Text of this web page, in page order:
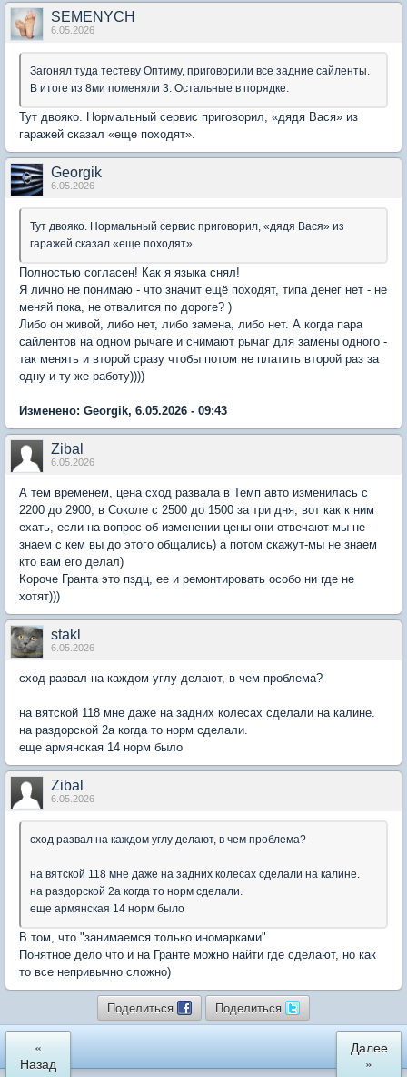
SEMENYCH
6.05.2026
Загонял туда тестеву Оптиму, приговорили все задние сайленты.
В итоге из 8ми поменяли 3. Остальные в порядке.
Тут двояко. Нормальный сервис приговорил, «дядя Вася» из
гаражей сказал «еще походят».
Georgik
6.05.2026
Тут двояко. Нормальный сервис приговорил, «дядя Вася» из
гаражей сказал «еще походят».
Полностью согласен! Как я языка снял!
Я лично не понимаю - что значит ещё походят, типа денег нет - не
меняй пока, не отвалится по дороге? )
Либо он живой, либо нет, либо замена, либо нет. А когда пара
сайлентов на одном рычаге и снимают рычаг для замены одного -
так менять и второй сразу чтобы потом не платить второй раз за
одну и ту же работу))))
Изменено: Georgik, 6.05.2026 - 09:43
Zibal
6.05.2026
А тем временем, цена сход развала в Темп авто изменилась с
2200 до 2900, в Соколе с 2500 до 1500 за три дня, вот как к ним
ехать, если на вопрос об изменении цены они отвечают-мы не
знаем с кем вы до этого общались) а потом скажут-мы не знаем
кто вам его делал)
Короче Гранта это пздц, ее и ремонтировать особо ни где не
хотят)))
stakl
6.05.2026
сход развал на каждом углу делают, в чем проблема?
на вятской 118 мне даже на задних колесах сделали на калине.
на раздорской 2а когда то норм сделали.
еще армянская 14 норм было
Zibal
6.05.2026
сход развал на каждом углу делают, в чем проблема?
на вятской 118 мне даже на задних колесах сделали на калине.
на раздорской 2а когда то норм сделали.
еще армянская 14 норм было
В том, что "занимаемся только иномарками"
Понятное дело что и на Гранте можно найти где сделают, но как
то все непривычно сложно)
Поделиться Поделиться
«
Назад
Далее
»